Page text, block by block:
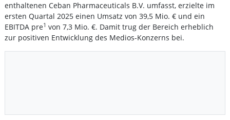
enthaltenen Ceban Pharmaceuticals B.V. umfasst, erzielte im
ersten Quartal 2025 einen Umsatz von 39,5 Mio. € und ein
EBITDA pre1 von 7,3 Mio. €. Damit trug der Bereich erheblich
zur positiven Entwicklung des Medios-Konzerns bei.